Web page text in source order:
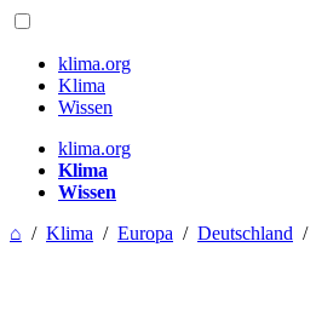
klima.org
Klima
Wissen
klima.org
Klima
Wissen
⌂ / Klima / Europa / Deutschland /